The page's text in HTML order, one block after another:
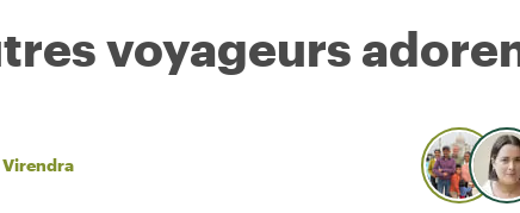
voyageurs
Virendra